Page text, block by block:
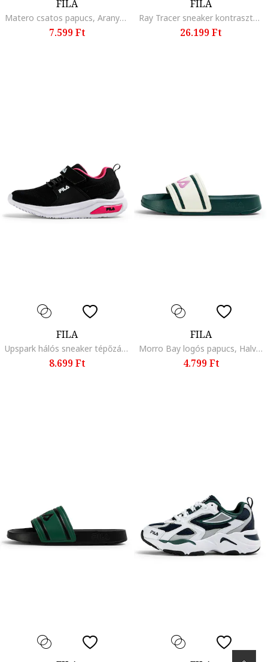
FILA
Matero csatos papucs, Aranyszín
7.599 Ft
FILA
Ray Tracer sneaker kontrasztos részletekkel, Fehér/Angolzöld/Tengerészkék
26.199 Ft
FILA
Upspark hálós sneaker tépőzárral, Fehér/Fekete/Rózsaszín
8.699 Ft
FILA
Morro Bay logós papucs, Halványlila/Angolzöld
4.799 Ft